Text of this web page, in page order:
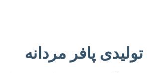
تولیدی پافر مردانه